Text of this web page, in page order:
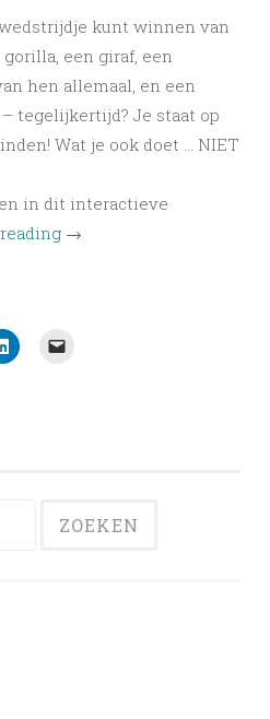
kunt winnen van
een giraf, een
hen allemaal, en een
tegelijkertijd? Je staat op
Wat je ook doet … NIET
in dit interactieve
→